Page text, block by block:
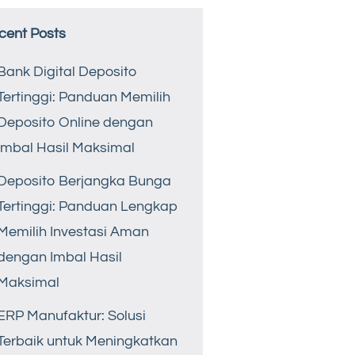
Posts
Digital Deposito
Panduan Memilih
Online dengan
Hasil Maksimal
Berjangka Bunga
Panduan Lengkap
Investasi Aman
Imbal Hasil
Manufaktur: Solusi
untuk Meningkatkan